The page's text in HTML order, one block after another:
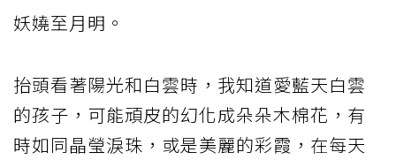
妖嬈至月明。
抬頭看著陽光和白雲時，我知道愛藍天白雲
的孩子，可能頑皮的幻化成朵朵木棉花，有
時如同晶瑩淚珠，或是美麗的彩霞，在每天